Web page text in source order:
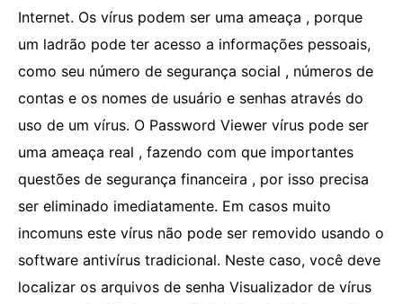
Internet. Os vírus podem ser uma ameaça , porque
um ladrão pode ter acesso a informações pessoais,
como seu número de segurança social , números de
contas e os nomes de usuário e senhas através do
uso de um vírus. O Password Viewer vírus pode ser
uma ameaça real , fazendo com que importantes
questões de segurança financeira , por isso precisa
ser eliminado imediatamente. Em casos muito
incomuns este vírus não pode ser removido usando o
software antivírus tradicional. Neste caso, você deve
localizar os arquivos de senha Visualizador de vírus